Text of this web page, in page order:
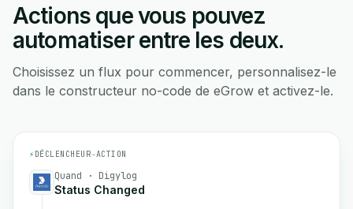
Actions que vous pouvez
automatiser entre les deux.
Choisissez un flux pour commencer, personnalisez-le
dans le constructeur no-code de eGrow et activez-le.
⚡ DÉCLENCHEUR→ACTION
Quand · Digylog
Status Changed